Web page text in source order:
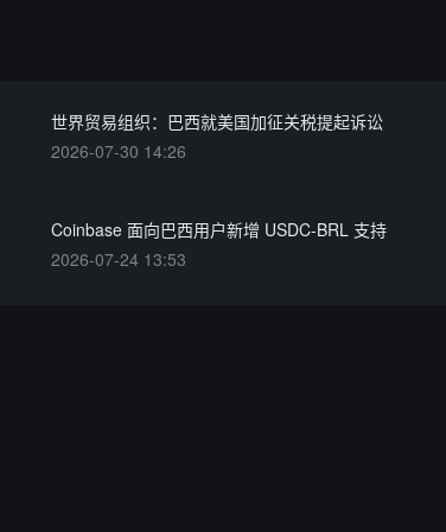
世界贸易组织：巴西就美国加征关税提起诉讼
2026-07-30 14:26
Coinbase 面向巴西用户新增 USDC-BRL 支持
2026-07-24 13:53